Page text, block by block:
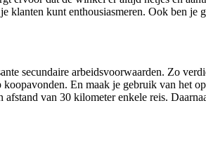
kunt enthousiasmeren. Ook ben je
secundaire arbeidsvoorwaarden. Zo
En maak je gebruik van het
van 30 kilometer enkele reis.